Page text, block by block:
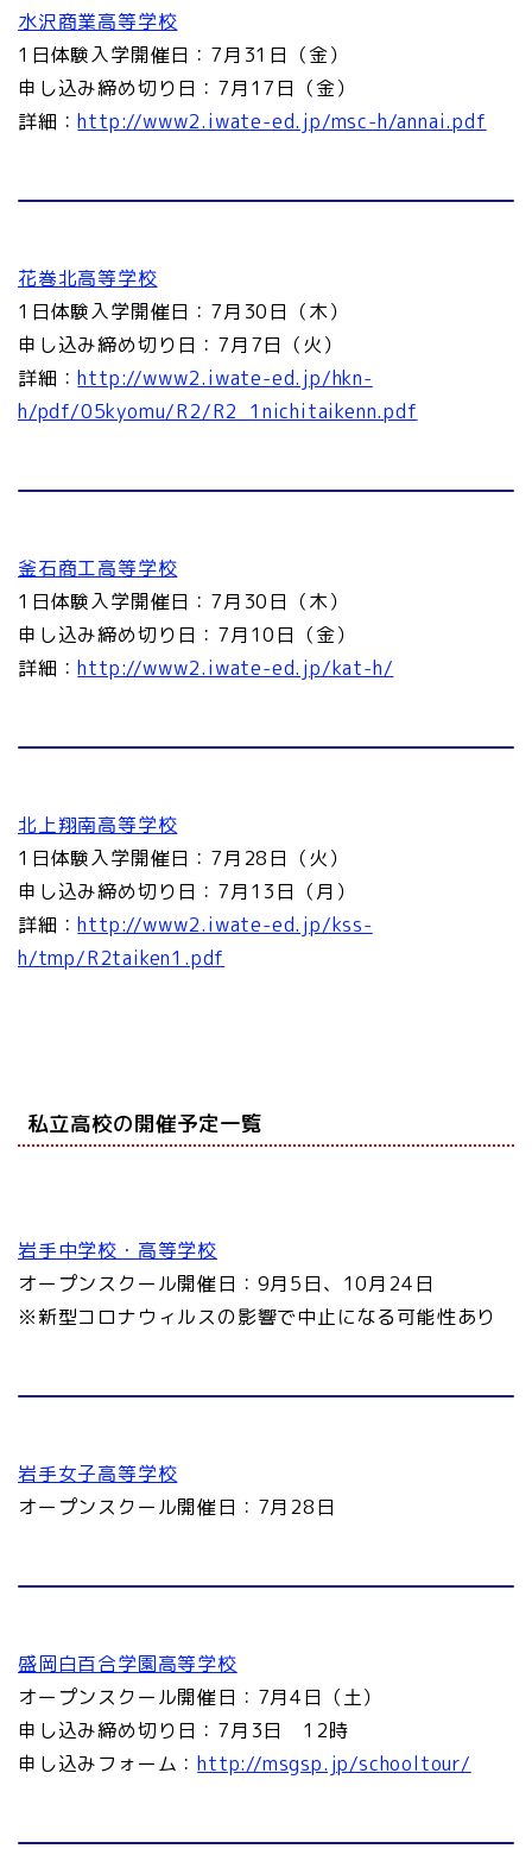
水沢商業高等学校
1日体験入学開催日：7月31日（金）
申し込み締め切り日：7月17日（金）
詳細：http://www2.iwate-ed.jp/msc-h/annai.pdf
花巻北高等学校
1日体験入学開催日：7月30日（木）
申し込み締め切り日：7月7日（火）
詳細：http://www2.iwate-ed.jp/hkn-
h/pdf/05kyomu/R2/R2_1nichitaikenn.pdf
釜石商工高等学校
1日体験入学開催日：7月30日（木）
申し込み締め切り日：7月10日（金）
詳細：http://www2.iwate-ed.jp/kat-h/
北上翔南高等学校
1日体験入学開催日：7月28日（火）
申し込み締め切り日：7月13日（月）
詳細：http://www2.iwate-ed.jp/kss-
h/tmp/R2taiken1.pdf
私立高校の開催予定一覧
岩手中学校・高等学校
オープンスクール開催日：9月5日、10月24日
※新型コロナウィルスの影響で中止になる可能性あり
岩手女子高等学校
オープンスクール開催日：7月28日
盛岡白百合学園高等学校
オープンスクール開催日：7月4日（土）
申し込み締め切り日：7月3日 12時
申し込みフォーム：http://msgsp.jp/schooltour/